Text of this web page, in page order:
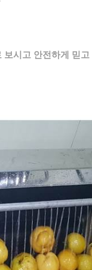
보시고 안전하게 믿